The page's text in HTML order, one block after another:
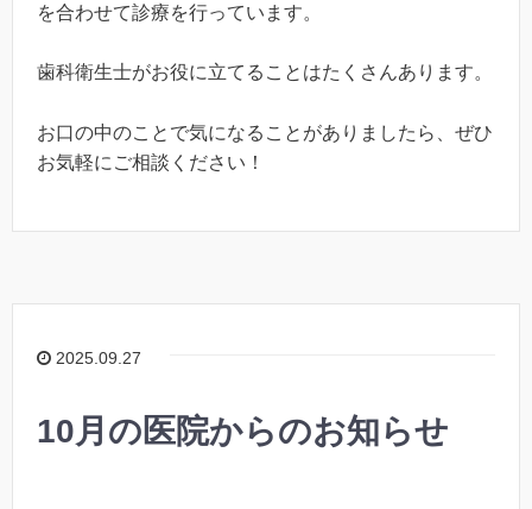
を合わせて診療を行っています。
歯科衛生士がお役に立てることはたくさんあります。
お口の中のことで気になることがありましたら、ぜひ
お気軽にご相談ください！
2025.09.27
10月の医院からのお知らせ